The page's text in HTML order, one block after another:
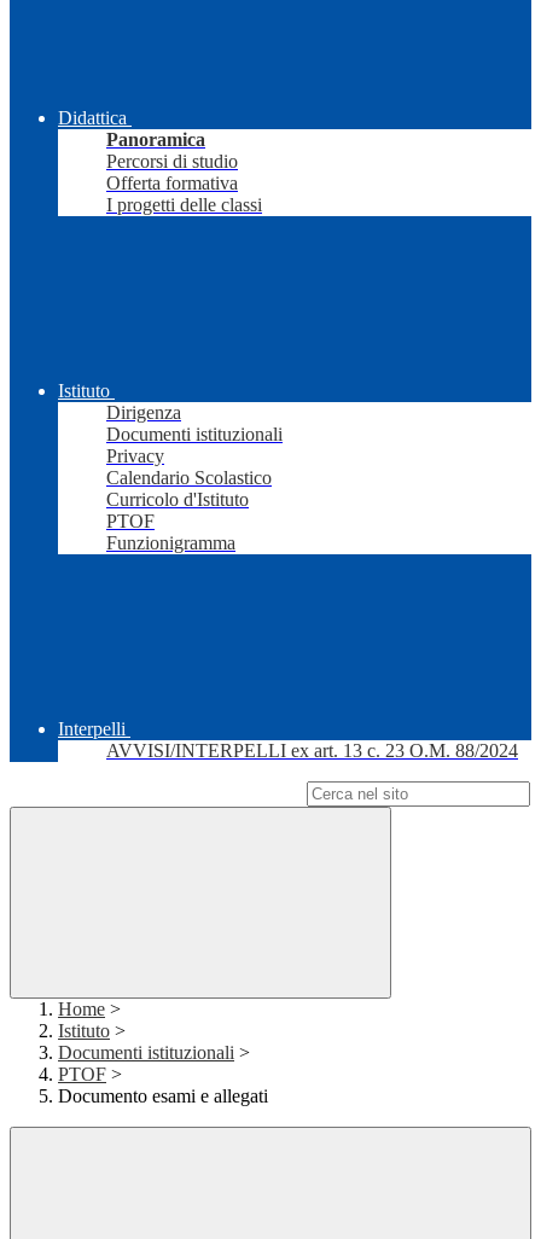
Didattica
Panoramica
Percorsi di studio
Offerta formativa
I progetti delle classi
Istituto
Dirigenza
Documenti istituzionali
Privacy
Calendario Scolastico
Curricolo d'Istituto
PTOF
Funzionigramma
Interpelli
AVVISI/INTERPELLI ex art. 13 c. 23 O.M. 88/2024
Home >
Istituto >
Documenti istituzionali >
PTOF >
Documento esami e allegati